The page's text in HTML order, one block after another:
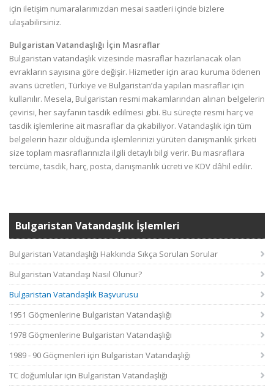
için iletişim numaralarımızdan mesai saatleri içinde bizlere
ulaşabilirsiniz.
Bulgaristan Vatandaşlığı İçin Masraflar
Bulgaristan vatandaşlık vizesinde masraflar hazırlanacak olan
evrakların sayısına göre değişir. Hizmetler için aracı kuruma ödenen
avans ücretleri, Türkiye ve Bulgaristan’da yapılan masraflar için
kullanılır. Mesela, Bulgaristan resmi makamlarından alınan belgelerin
çevirisi, her sayfanın tasdik edilmesi gibi. Bu süreçte resmi harç ve
tasdik işlemlerine ait masraflar da çıkabiliyor. Vatandaşlık için tüm
belgelerin hazır olduğunda işlemlerinizi yürüten danışmanlık şirketi
size toplam masraflarınızla ilgili detaylı bilgi verir. Bu masraflara
tercüme, tasdik, harç, posta, danışmanlık ücreti ve KDV dâhil edilir.
Bulgaristan Vatandaşlık İşlemleri
Bulgaristan Vatandaşlığı Hakkında Sıkça Sorulan Sorular
Bulgaristan Vatandaşı Nasıl Olunur?
Bulgaristan Vatandaşlık Başvurusu
1951 Göçmenlerine Bulgaristan Vatandaşlığı
1978 Göçmenlerine Bulgaristan Vatandaşlığı
1989 - 90 Göçmenleri için Bulgaristan Vatandaşlığı
TC doğumlular için Bulgaristan Vatandaşlığı